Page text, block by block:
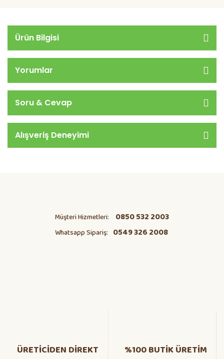
Ürün Bilgisi
Yorumlar
Soru & Cevap
Alışveriş Deneyimi
Müşteri Hizmetleri: 0850 532 2003
Whatsapp Sipariş: 0549 326 2008
ÜRETİCİDEN DİREKT %100 BUTİK ÜRETİM